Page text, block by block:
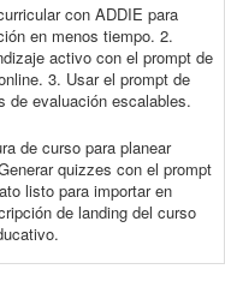
con ADDIE para
en menos tiempo. 2.
activo con el prompt de
3. Usar el prompt de
de evaluación escalables.
de curso para planear
quizzes con el prompt
listo para importar en
de landing del curso